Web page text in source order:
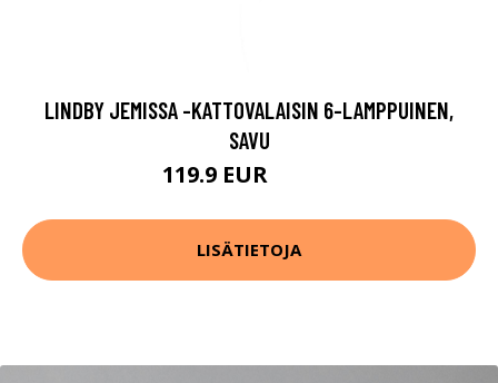
LINDBY JEMISSA -KATTOVALAISIN 6-LAMPPUINEN,
SAVU
119.9 EUR
LISÄTIETOJA